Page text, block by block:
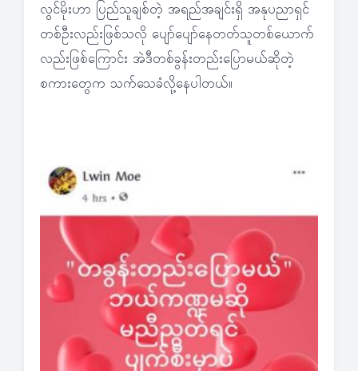
လွင်မိုးဟာ ပြည်သူချစ်တဲ့ အရည်အချင်းရှိ အနုပညာရှင်
တစ်ဦးလည်းဖြစ်သလို ပျော်ပျော်နေတတ်သူတစ်ယောက်
လည်းဖြစ်ကြောင်း အဲဒီတစ်ခွန်းတည်းပြောမယ်ဆိုတဲ့
စကားတွေက သက်သေခံလို့နေပါတယ်။